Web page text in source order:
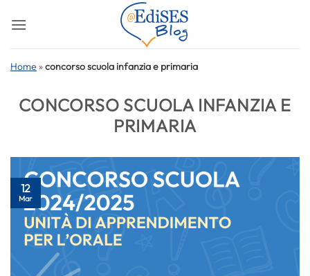
Home »concorso scuola infanzia e primaria
CONCORSO SCUOLA INFANZIA E
PRIMARIA
12
Mar